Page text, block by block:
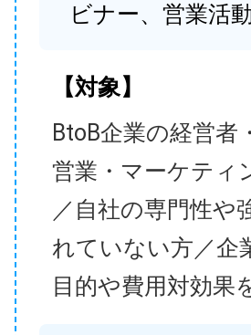
ビナー、営業活
【対象】
BtoB企業の経営者
営業・マーケティ
／自社の専門性や
れていない方／企
目的や費用対効果